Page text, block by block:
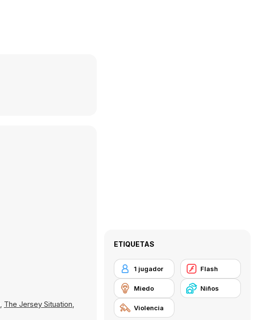
, The Jersey Situation,
ETIQUETAS
1 jugador Flash
Miedo Niños
Violencia